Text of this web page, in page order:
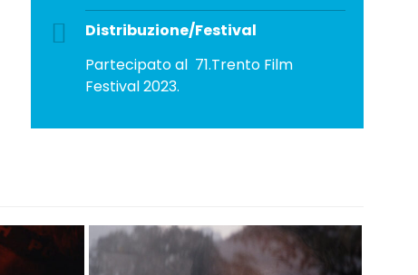
Distribuzione/Festival
Partecipato al 71.Trento Film
Festival 2023.